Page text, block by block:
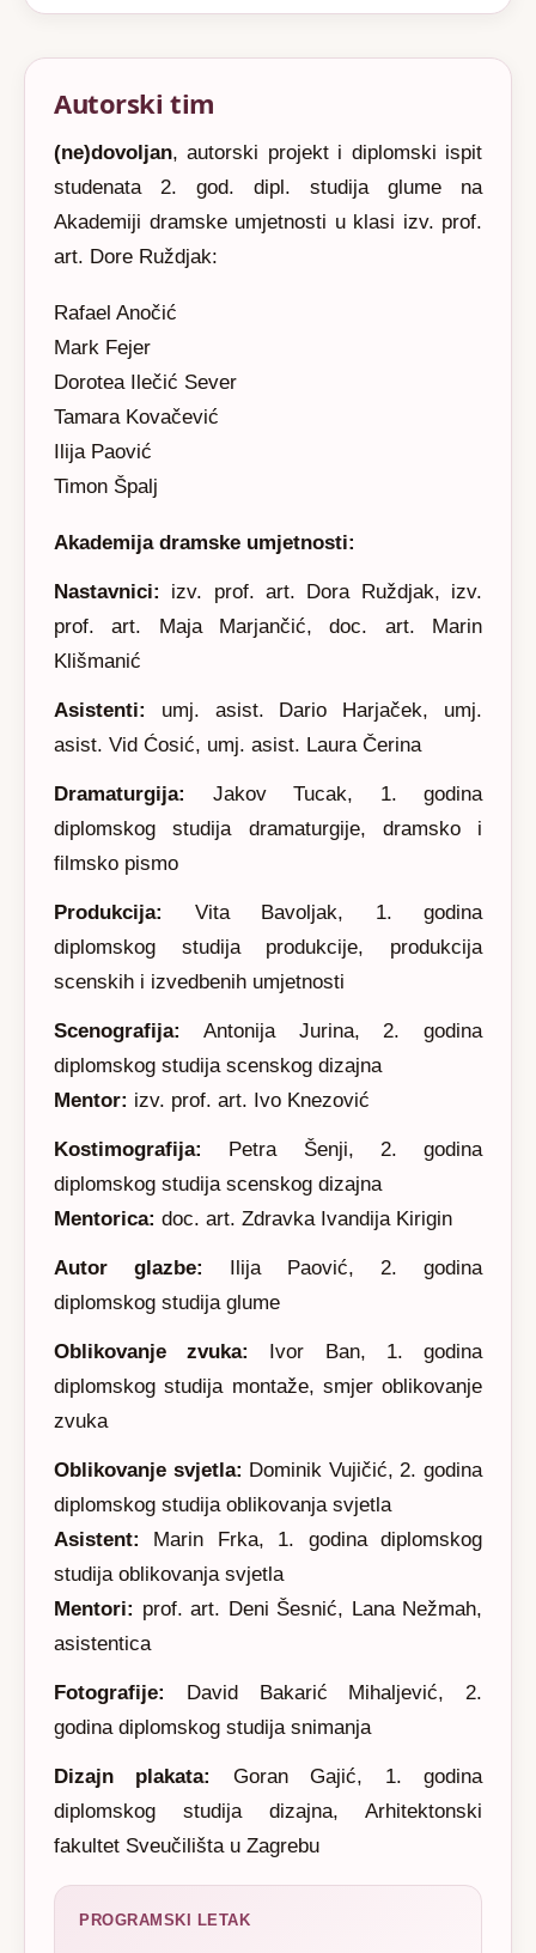
Autorski tim
(ne)dovoljan, autorski projekt i diplomski ispit
studenata 2. god. dipl. studija glume na
Akademiji dramske umjetnosti u klasi izv. prof.
art. Dore Ruždjak:
Rafael Anočić
Mark Fejer
Dorotea Ilečić Sever
Tamara Kovačević
Ilija Paović
Timon Špalj
Akademija dramske umjetnosti:
Nastavnici:
izv. prof. art. Dora Ruždjak, izv.
prof. art. Maja Marjančić, doc. art. Marin
Klišmanić
Asistenti:
umj. asist. Dario Harjaček, umj.
asist. Vid Ćosić, umj. asist. Laura Čerina
Dramaturgija:
Jakov Tucak, 1. godina
diplomskog studija dramaturgije, dramsko i
filmsko pismo
Produkcija:
Vita Bavoljak, 1. godina
diplomskog studija produkcije, produkcija
scenskih i izvedbenih umjetnosti
Scenografija:
Antonija Jurina, 2. godina
diplomskog studija scenskog dizajna
Mentor: izv. prof. art. Ivo Knezović
Kostimografija:
Petra Šenji, 2. godina
diplomskog studija scenskog dizajna
Mentorica: doc. art. Zdravka Ivandija Kirigin
Autor glazbe:
Ilija Paović, 2. godina
diplomskog studija glume
Oblikovanje zvuka:
Ivor Ban, 1. godina
diplomskog studija montaže, smjer oblikovanje
zvuka
Oblikovanje svjetla: Dominik Vujičić, 2. godina
diplomskog studija oblikovanja svjetla
Asistent:
Marin Frka, 1. godina diplomskog
studija oblikovanja svjetla
Mentori: prof. art. Deni Šesnić, Lana Nežmah,
asistentica
Fotografije:
David Bakarić Mihaljević, 2.
godina diplomskog studija snimanja
Dizajn plakata:
Goran Gajić, 1. godina
diplomskog studija dizajna, Arhitektonski
fakultet Sveučilišta u Zagrebu
PROGRAMSKI LETAK